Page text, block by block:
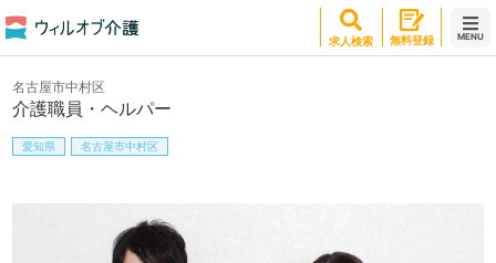
求人検索 無料登録 MENU
介護職員・ヘルパー
名古屋市中村区
愛知県 名古屋市中村区